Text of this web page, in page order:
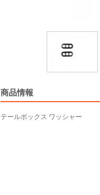
商品情報
テールボックス ワッシャー